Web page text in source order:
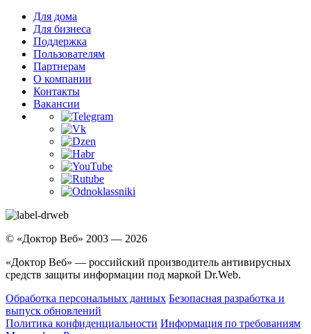
Для дома
Для бизнеса
Поддержка
Пользователям
Партнерам
О компании
Контакты
Вакансии
© «Доктор Веб» 2003 — 2026
«Доктор Веб» — российский производитель антивирусных
средств защиты информации под маркой Dr.Web.
Обработка персональных данных Безопасная разработка и
выпуск обновлений
Политика конфиденциальности Информация по требованиям